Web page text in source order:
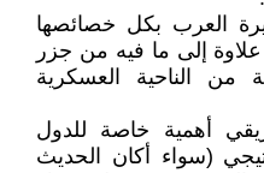
العرب بكل خصائصها
علاوة إلى ما فيه من جزر
من الناحية العسكرية
أهمية خاصة للدول
(سواء أكان الحديث